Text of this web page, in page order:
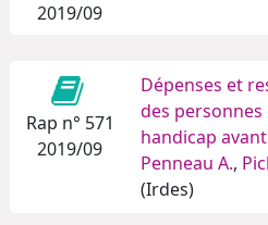
2019/09
Rap n° 571
2019/09
Dépenses et
des
handicap
Penneau A.,
(Irdes)